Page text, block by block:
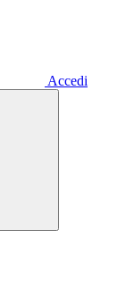
Accedi